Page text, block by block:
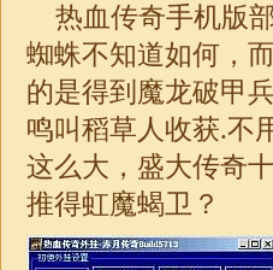
热血传奇手机版
蜘蛛不知道如何，
的是得到魔龙破甲
鸣叫稻草人收获.不
这么大，盛大传奇
推得虹魔蝎卫？